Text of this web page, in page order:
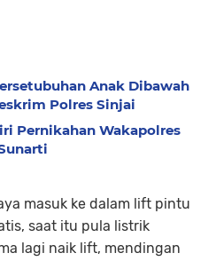
Anak Dibawah
Polres Sinjai
Pernikahan Wakapolres
masuk ke dalam lift pintu
saat itu pula listrik
lagi naik lift, mendingan